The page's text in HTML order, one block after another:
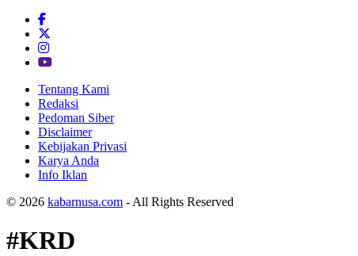
Tentang Kami
Redaksi
Pedoman Siber
Disclaimer
Kebijakan Privasi
Karya Anda
Info Iklan
© 2026 kabarnusa.com - All Rights Reserved
#KRD